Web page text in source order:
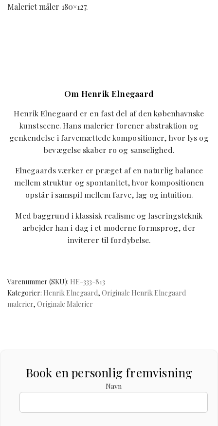
Maleriet måler 180×127.
Om Henrik Elnegaard
Henrik Elnegaard er en fast del af den københavnske
kunstscene. Hans malerier forener abstraktion og
genkendelse i farvemættede kompositioner, hvor lys og
bevægelse skaber ro og sanselighed.
Elnegaards værker er præget af en naturlig balance
mellem struktur og spontanitet, hvor kompositionen
opstår i samspil mellem farve, lag og intuition.
Med baggrund i klassisk realisme og laseringsteknik
arbejder han i dag i et moderne formsprog, der
inviterer til fordybelse.
Varenummer (SKU): HE-333-813
Kategorier: Henrik Elnegaard, Originale Henrik Elnegaard
malerier, Originale Malerier
Book en personlig fremvisning
Navn